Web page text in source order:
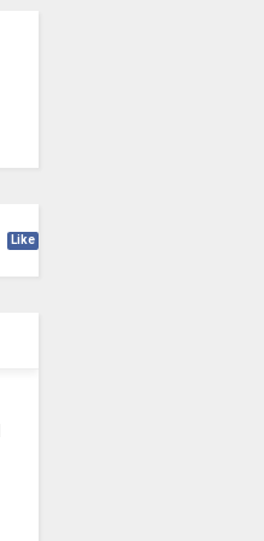
Like